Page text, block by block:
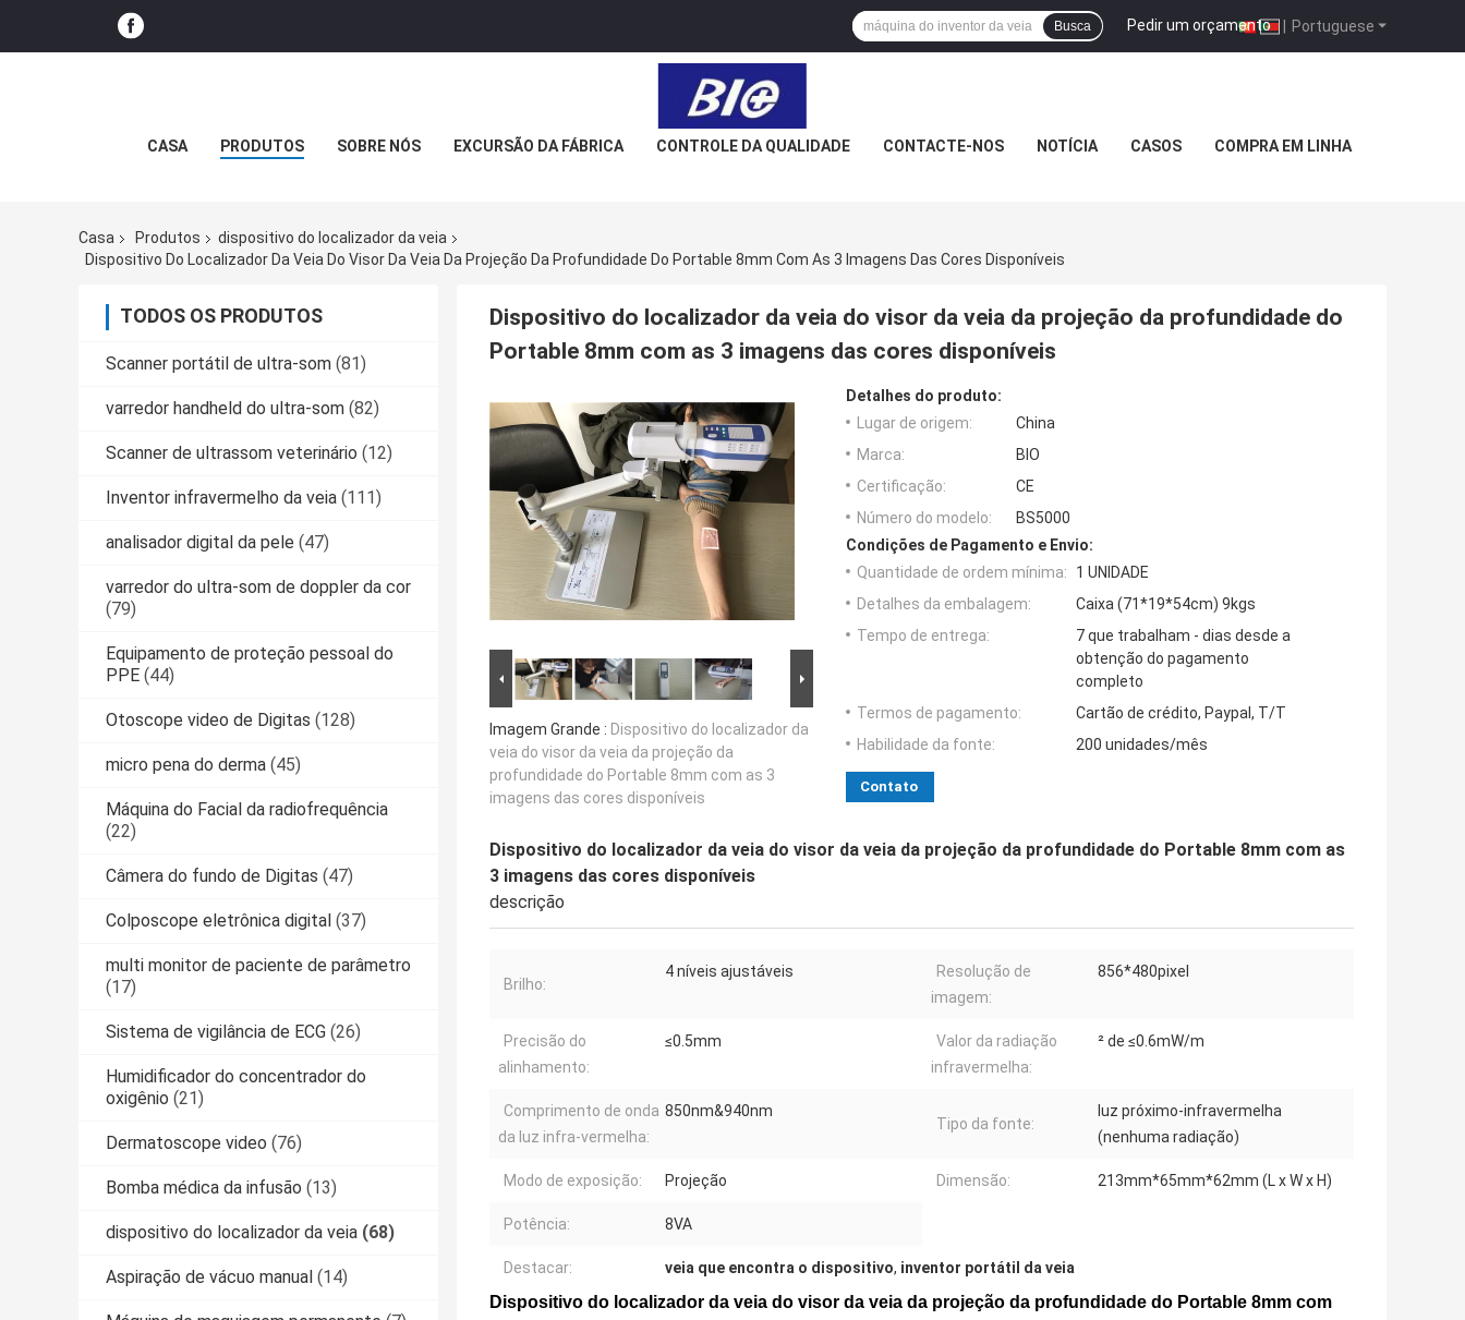
Portuguese
Pedir um orçamento |
Busca
CASA PRODUTOS SOBRE NÓS EXCURSÃO DA FÁBRICA CONTROLE DA QUALIDADE CONTACTE-NOS NOTÍCIA CASOS COMPRA EM LINHA
Casa Produtos
dispositivo do localizador da veia
Dispositivo Do Localizador Da Veia Do Visor Da Veia Da Projeção Da Profundidade Do Portable 8mm Com As 3 Imagens Das Cores Disponíveis
TODOS OS PRODUTOS
Scanner portátil de ultra-som (81)
varredor handheld do ultra-som (82)
Scanner de ultrassom veterinário (12)
Inventor infravermelho da veia (111)
analisador digital da pele (47)
varredor do ultra-som de doppler da cor
(79)
Equipamento de proteção pessoal do
PPE (44)
Otoscope video de Digitas (128)
micro pena do derma (45)
Máquina do Facial da radiofrequência
(22)
Câmera do fundo de Digitas (47)
Colposcope eletrônica digital (37)
multi monitor de paciente de parâmetro
(17)
Sistema de vigilância de ECG (26)
Humidificador do concentrador do
oxigênio (21)
Dermatoscope video (76)
Bomba médica da infusão (13)
dispositivo do localizador da veia (68)
Aspiração de vácuo manual (14)
Dispositivo do localizador da veia do visor da veia da projeção da profundidade do
Portable 8mm com as 3 imagens das cores disponíveis
Imagem Grande : Dispositivo do localizador da
veia do visor da veia da projeção da
profundidade do Portable 8mm com as 3
imagens das cores disponíveis
Detalhes do produto:
Lugar de origem:
China
Marca:
BIO
Certificação:
CE
Número do modelo:
BS5000
Condições de Pagamento e Envio:
Quantidade de ordem mínima:
1 UNIDADE
Detalhes da embalagem:
Caixa (71*19*54cm) 9kgs
Tempo de entrega:
7 que trabalham - dias desde a
obtenção do pagamento
completo
Termos de pagamento:
Cartão de crédito, Paypal, T/T
Habilidade da fonte:
200 unidades/mês
Contato
Dispositivo do localizador da veia do visor da veia da projeção da profundidade do Portable 8mm com as
3 imagens das cores disponíveis
descrição
Brilho:
4 níveis ajustáveis
Resolução de
imagem:
856*480pixel
Precisão do
alinhamento:
≤0.5mm
Valor da radiação
infravermelha:
² de ≤0.6mW/m
Comprimento de onda
da luz infra-vermelha:
850nm&940nm
Tipo da fonte:
luz próximo-infravermelha
(nenhuma radiação)
Modo de exposição: Projeção Dimensão: 213mm*65mm*62mm (L x W x H)
Potência: 8VA
Destacar: veia que encontra o dispositivo, inventor portátil da veia
Dispositivo do localizador da veia do visor da veia da projeção da profundidade do Portable 8mm com